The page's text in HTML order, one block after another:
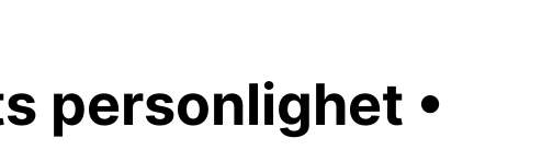
personlighet •